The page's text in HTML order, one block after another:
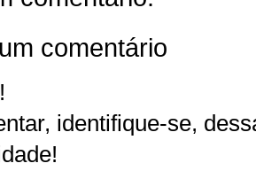
comentário
identifique-se,